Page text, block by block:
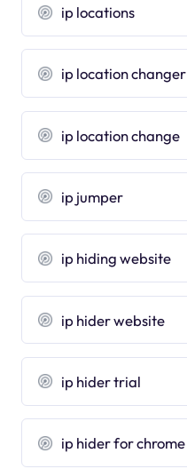
ip locations
ip location changer
ip location change
ip jumper
ip hiding website
ip hider website
ip hider trial
ip hider for chrome